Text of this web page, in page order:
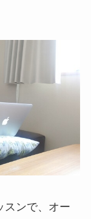
スンで、オー